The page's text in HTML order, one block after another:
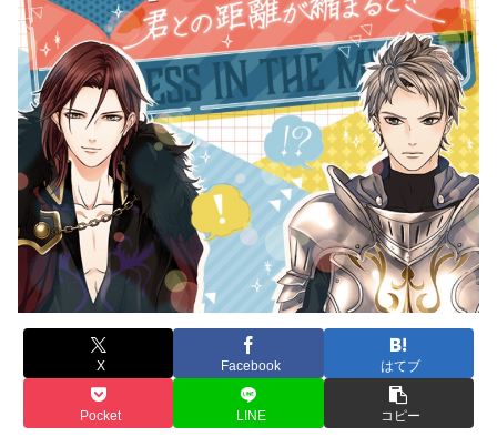
X Facebook はてブ
Pocket LINE コピー